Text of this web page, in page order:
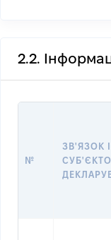
2.2.
№
ЗВ'ЯЗОК